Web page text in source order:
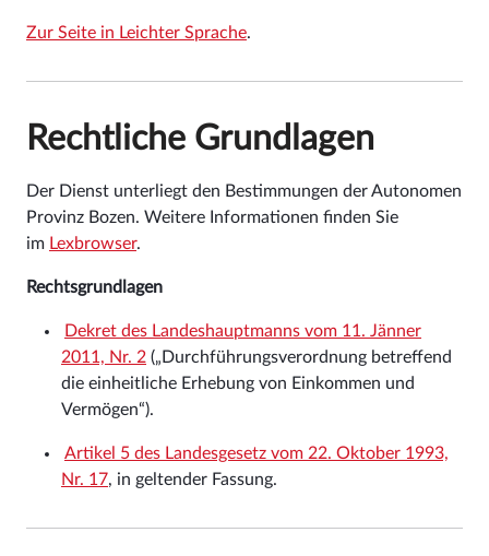
Zur Seite in Leichter Sprache.
Rechtliche Grundlagen
Der Dienst unterliegt den Bestimmungen der Autonomen
Provinz Bozen. Weitere Informationen finden Sie
im Lexbrowser.
Rechtsgrundlagen
Dekret des Landeshauptmanns vom 11. Jänner
2011, Nr. 2 („Durchführungsverordnung betreffend
die einheitliche Erhebung von Einkommen und
Vermögen“).
Artikel 5 des Landesgesetz vom 22. Oktober 1993,
Nr. 17, in geltender Fassung.